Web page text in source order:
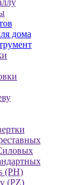
дома
(PH)
(PZ)